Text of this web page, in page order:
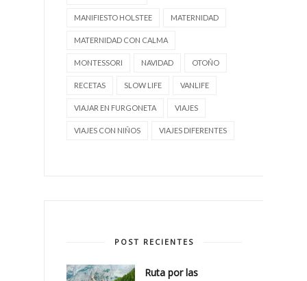
MANIFIESTO HOLSTEE MATERNIDAD
MATERNIDAD CON CALMA
MONTESSORI NAVIDAD OTOÑO
RECETAS SLOW LIFE VANLIFE
VIAJAR EN FURGONETA VIAJES
VIAJES CON NIÑOS VIAJES DIFERENTES
POST RECIENTES
Ruta por las